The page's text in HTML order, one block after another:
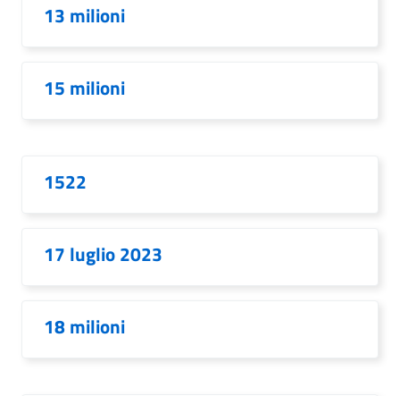
13 milioni
15 milioni
1522
17 luglio 2023
18 milioni